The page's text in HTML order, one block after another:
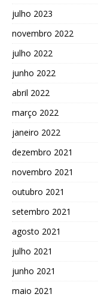
julho 2023
novembro 2022
julho 2022
junho 2022
abril 2022
março 2022
janeiro 2022
dezembro 2021
novembro 2021
outubro 2021
setembro 2021
agosto 2021
julho 2021
junho 2021
maio 2021